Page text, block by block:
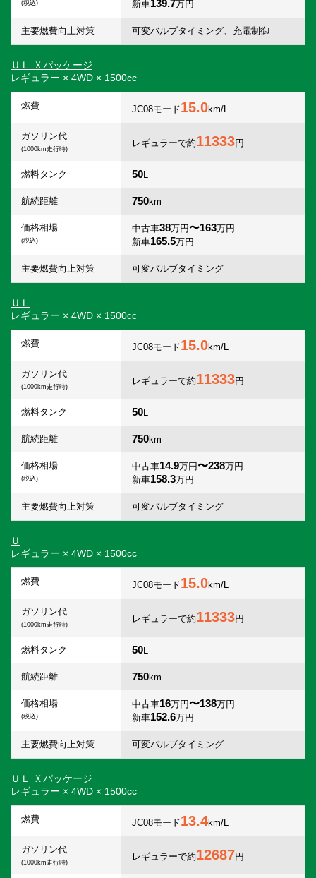
(税込)
新車139.7万円
主要燃費向上対策 可変バルブタイミング、充電制御
ＵＬ Ｘパッケージ
レギュラー × 4WD × 1500cc
燃費 JC08モード15.0km/L
ガソリン代
(1000km走行時)
レギュラーで約11333円
燃料タンク 50L
航続距離 750km
価格相場
(税込)
中古車38万円〜163万円
新車165.5万円
主要燃費向上対策 可変バルブタイミング
ＵＬ
レギュラー × 4WD × 1500cc
燃費 JC08モード15.0km/L
ガソリン代
(1000km走行時)
レギュラーで約11333円
燃料タンク 50L
航続距離 750km
価格相場
(税込)
中古車14.9万円〜238万円
新車158.3万円
主要燃費向上対策 可変バルブタイミング
Ｕ
レギュラー × 4WD × 1500cc
燃費 JC08モード15.0km/L
ガソリン代
(1000km走行時)
レギュラーで約11333円
燃料タンク 50L
航続距離 750km
価格相場
(税込)
中古車16万円〜138万円
新車152.6万円
主要燃費向上対策 可変バルブタイミング
ＵＬ Ｘパッケージ
レギュラー × 4WD × 1500cc
燃費 JC08モード13.4km/L
ガソリン代
(1000km走行時)
レギュラーで約12687円